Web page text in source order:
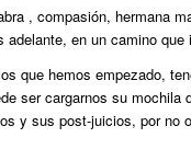
, compasión, hermana
en un camino
que hemos empezado,
ser cargarnos su
y sus post-juicios, por no